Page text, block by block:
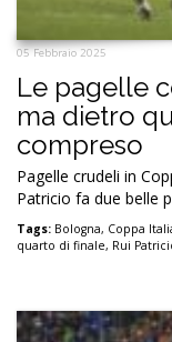
05 Febbraio 2025
Le pagelle
ma dietro
compreso
Pagelle crudeli in
Patricio fa due belle
Tags: Bologna, Coppa
quarto di finale, Rui